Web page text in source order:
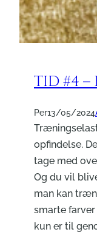
TID #4
Per13/05/2024
opfindelse.
tage med
Og du vil
man kan
smarte farver
kun er til